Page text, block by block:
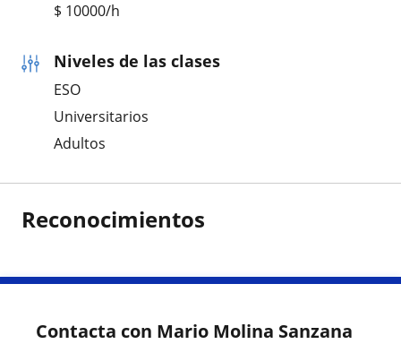
$ 10000/h
Niveles de las clases
ESO
Universitarios
Adultos
Reconocimientos
Contacta con Mario Molina Sanzana